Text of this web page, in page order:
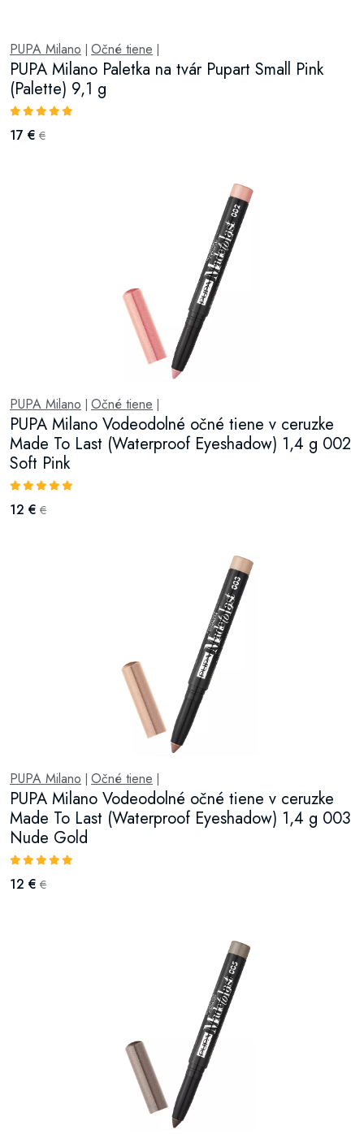
PUPA Milano Očné tiene
PUPA Milano Paletka na tvár Pupart Small Pink
(Palette) 9,1 g
17 € €
PUPA Milano Očné tiene
PUPA Milano Vodeodolné očné tiene v ceruzke
Made To Last (Waterproof Eyeshadow) 1,4 g 002
Soft Pink
12 € €
PUPA Milano Očné tiene
PUPA Milano Vodeodolné očné tiene v ceruzke
Made To Last (Waterproof Eyeshadow) 1,4 g 003
Nude Gold
12 € €